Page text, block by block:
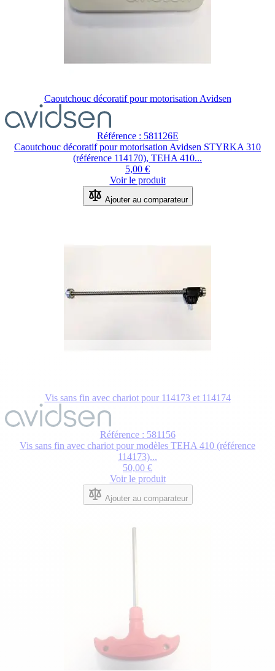
Caoutchouc décoratif pour motorisation Avidsen
Référence : 581126E
Caoutchouc décoratif pour motorisation Avidsen STYRKA 310
(référence 114170), TEHA 410...
5,00 €
Voir le produit
Ajouter au comparateur
Vis sans fin avec chariot pour 114173 et 114174
Référence : 581156
Vis sans fin avec chariot pour modèles TEHA 410 (référence
114173)...
50,00 €
Voir le produit
Ajouter au comparateur